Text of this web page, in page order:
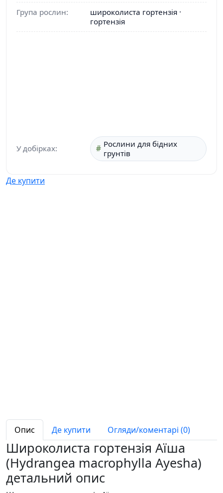
Група рослин:
широколиста гортензія ·
гортензія
У добірках:
Рослини для бідних
грунтів
Де купити
Опис Де купити Огляди/коментарі (0)
Широколиста гортензія Аїша
(Hydrangea macrophylla Ayesha)
детальний опис